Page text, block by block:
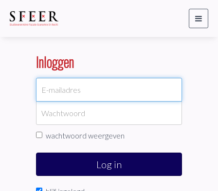
Toggle
Inloggen
wachtwoord weergeven
Log in